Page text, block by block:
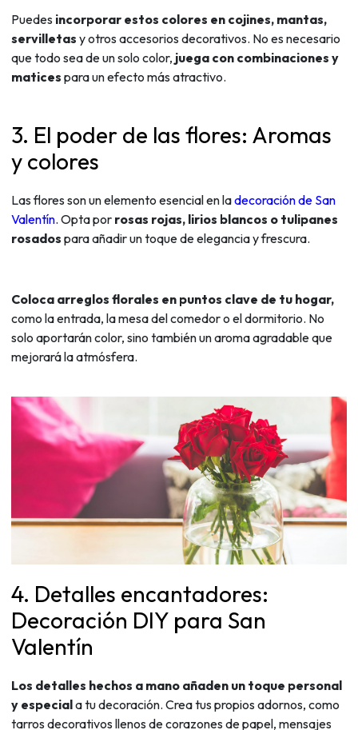
Puedes incorporar estos colores en cojines, mantas,
servilletas y otros accesorios decorativos. No es necesario
que todo sea de un solo color, juega con combinaciones y
matices para un efecto más atractivo.
3. El poder de las flores: Aromas
y colores
Las flores son un elemento esencial en ladecoración de San
Valentín. Opta por rosas rojas, lirios blancos o tulipanes
rosados para añadir un toque de elegancia y frescura.
Coloca arreglos florales en puntos clave de tu hogar,
como la entrada, la mesa del comedor o el dormitorio. No
solo aportarán color, sino también un aroma agradable que
mejorará la atmósfera.
4. Detalles encantadores:
Decoración DIY para San
Valentín
Los detalles hechos a mano añaden un toque personal
y especiala tu decoración. Crea tus propios adornos, como
tarros decorativos llenos de corazones de papel, mensajes